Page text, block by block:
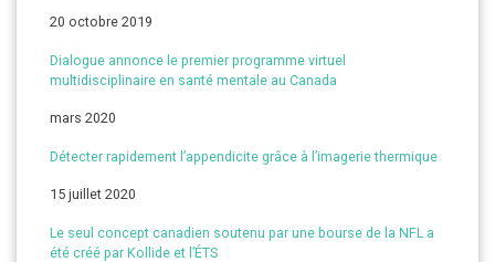
20 octobre 2019
Dialogue annonce le premier programme virtuel
multidisciplinaire en santé mentale au Canada
mars 2020
Détecter rapidement l’appendicite grâce à l’imagerie thermique
15 juillet 2020
Le seul concept canadien soutenu par une bourse de la NFL a
été créé par Kollide et l’ÉTS